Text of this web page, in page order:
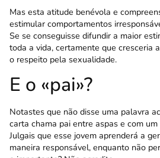
Mas esta atitude benévola e
estimular comportamentos
Se se conseguisse difundir a maior
toda a vida, certamente que cresceria
o respeito pela sexualidade.
E o «pai»?
Notastes que não disse uma palavra
carta chama pai entre aspas e com
Julgais que esse jovem aprenderá a
maneira responsável, enquanto não